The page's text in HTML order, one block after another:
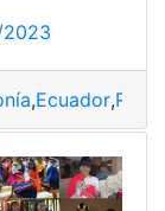
,Regiones
,Ecuador,